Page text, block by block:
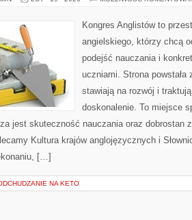
Kongres Anglistów to
angielskiego, którzy chcą
podejść nauczania i
uczniami. Strona
stawiają na rozwój i
doskonalenie. To miejsce
jest skuteczność nauczania oraz dobrostan
Kultura krajów anglojęzycznych i
[…]
NA KETO